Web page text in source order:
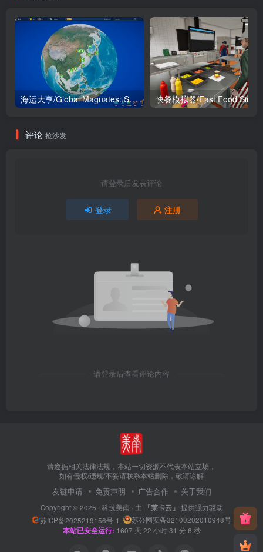
海运大亨/Global Magnates: Shipping Tycoon
评论 抢沙发
请登录后发表评论
登录 注册
请登录后查看评论内容
请遵循相关法律法规，本站一切资源不代表本站立场，
如有侵权/违规/不妥请联系本站删除，敬请谅解
友链申请 免责声明 广告合作 关于我们
Copyright © 2025 · 科技美南 · 由 「莱卡云」 提供强力驱动
苏ICP备2025219156号-1
苏公网安备32100202010948号
本站已安全运行: 1607 天 22 小时31 分 7 秒